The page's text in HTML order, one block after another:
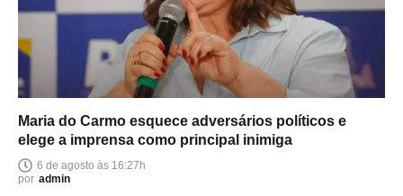
Maria do Carmo esquece adversários políticos e
elege a imprensa como principal inimiga
6 de agosto às 16:27h
por admin